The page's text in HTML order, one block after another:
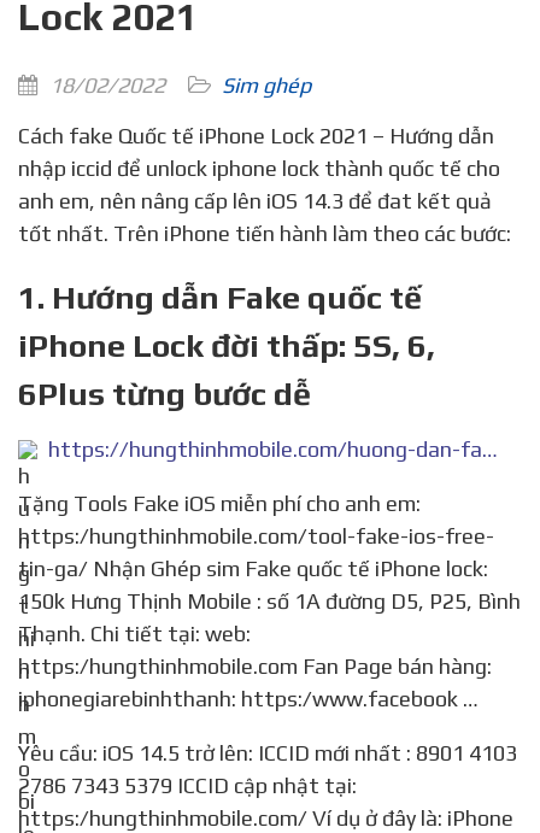
Lock 2021
18/02/2022
Sim ghép
Cách fake Quốc tế iPhone Lock 2021 – Hướng dẫn
nhập iccid để unlock iphone lock thành quốc tế cho
anh em, nên nâng cấp lên iOS 14.3 để đat kết quả
tốt nhất. Trên iPhone tiến hành làm theo các bước:
1. Hướng dẫn Fake quốc tế
iPhone Lock đời thấp: 5S, 6,
6Plus từng bước dễ
https://hungthinhmobile.com/huong-dan-fake-quoc-te-iphone-lock-doi-thap-5s-6-6plus-tung-buoc-de-lam/
Tặng Tools Fake iOS miễn phí cho anh em:
https:/hungthinhmobile.com/tool-fake-ios-free-
tin-ga/ Nhận Ghép sim Fake quốc tế iPhone lock:
150k Hưng Thịnh Mobile : số 1A đường D5, P25, Bình
Thạnh. Chi tiết tại: web:
https:/hungthinhmobile.com Fan Page bán hàng:
iphonegiarebinhthanh: https:/www.facebook …
Yêu cầu: iOS 14.5 trở lên: ICCID mới nhất : 8901 4103
2786 7343 5379 ICCID cập nhật tại:
https:/hungthinhmobile.com/ Ví dụ ở đây là: iPhone